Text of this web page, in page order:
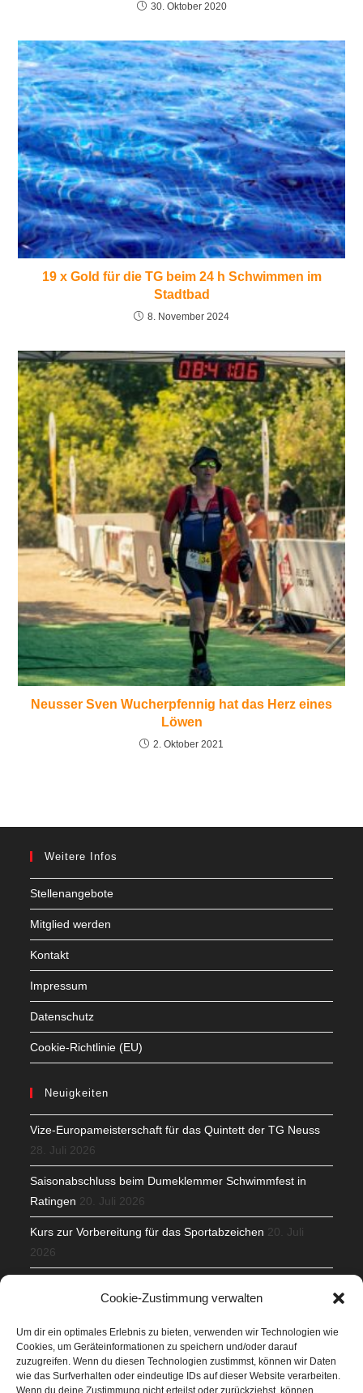
Cookie-Zustimmung verwalten
Um dir ein optimales Erlebnis zu bieten, verwenden wir Technologien wie
Cookies, um Geräteinformationen zu speichern und/oder darauf
zuzugreifen. Wenn du diesen Technologien zustimmst, können wir Daten
wie das Surfverhalten oder eindeutige IDs auf dieser Website verarbeiten.
Wenn du deine Zustimmung nicht erteilst oder zurückziehst, können
30. Oktober 2020
19 x Gold für die TG beim 24 h Schwimmen im
Stadtbad
8. November 2024
Neusser Sven Wucherpfennig hat das Herz eines
Löwen
2. Oktober 2021
Weitere Infos
Stellenangebote
Mitglied werden
Kontakt
Impressum
Datenschutz
Cookie-Richtlinie (EU)
Neuigkeiten
Vize-Europameisterschaft für das Quintett der TG Neuss
28. Juli 2026
Saisonabschluss beim Dumeklemmer Schwimmfest in
Ratingen 20. Juli 2026
Kurs zur Vorbereitung für das Sportabzeichen 20. Juli
2026
Veranstaltungen